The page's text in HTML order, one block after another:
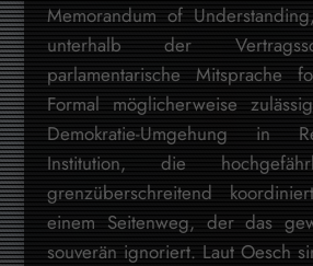
Memorandum of
unterhalb der
parlamentarische Mitsprache
Formal möglicherweise
Demokratie-Umgehung in
Institution, die
grenzüberschreitend
einem Seitenweg, der das
souverän ignoriert. Laut Oesch